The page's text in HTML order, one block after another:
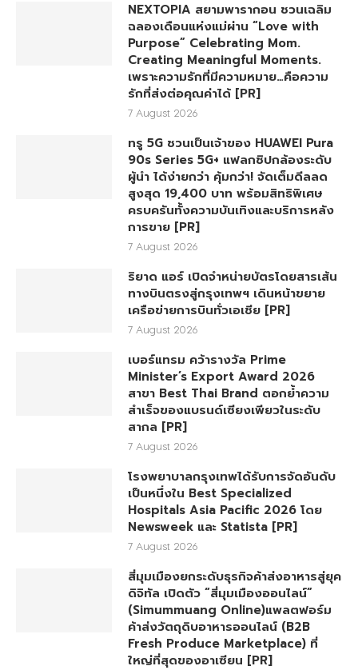
NEXTOPIA สยามพารากอน ชวนเฉลิม
ฉลองเดือนแห่งแม่ผ่าน “Love with
Purpose” Celebrating Mom.
Creating Meaningful Moments.
เพราะความรักที่มีความหมาย…คือความ
รักที่ส่งต่อคุณค่าได้ [PR]
7 August 2026
ทรู 5G ชวนเป็นเจ้าของ HUAWEI Pura
90s Series 5G+ แฟลกชิปกล้องระดับ
ผู้นำ ได้ง่ายกว่า คุ้มกว่า! จัดเต็มดีลลด
สูงสุด 19,400 บาท พร้อมสิทธิพิเศษ
ครบครันทั้งความบันเทิงและบริการหลัง
การขาย [PR]
7 August 2026
ริยาด แอร์ เปิดจำหน่ายบัตรโดยสารเส้น
ทางบินตรงสู่กรุงเทพฯ เดินหน้าขยาย
เครือข่ายการบินทั่วเอเชีย [PR]
7 August 2026
เบอร์แทรม คว้ารางวัล Prime
Minister’s Export Award 2026
สาขา Best Thai Brand ตอกย้ำความ
สำเร็จของแบรนด์เซียงเพียวในระดับ
สากล [PR]
7 August 2026
โรงพยาบาลกรุงเทพได้รับการจัดอันดับ
เป็นหนึ่งใน Best Specialized
Hospitals Asia Pacific 2026 โดย
Newsweek และ Statista [PR]
7 August 2026
สี่มุมเมืองยกระดับธุรกิจค้าส่งอาหารสู่ยุค
ดิจิทัล เปิดตัว “สี่มุมเมืองออนไลน์”
(Simummuang Online)แพลตฟอร์ม
ค้าส่งวัตถุดิบอาหารออนไลน์ (B2B
Fresh Produce Marketplace) ที่
ใหญ่ที่สุดของอาเซียน [PR]